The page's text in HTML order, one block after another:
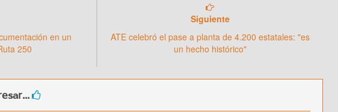
en un
250
Siguiente
ATE celebró el pase a planta de 4.200 estatales: "es
un hecho histórico"